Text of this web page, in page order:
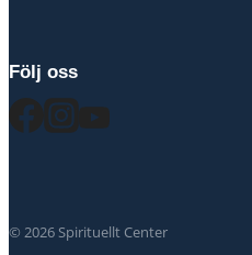
Följ oss
© 2026 Spirituellt Center